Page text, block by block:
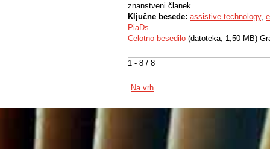
1 - 8 / 8
znanstveni članek
Ključne besede: assistive technology,
PiaDs
Celotno besedilo (datoteka, 1,50 MB)
Na vrh